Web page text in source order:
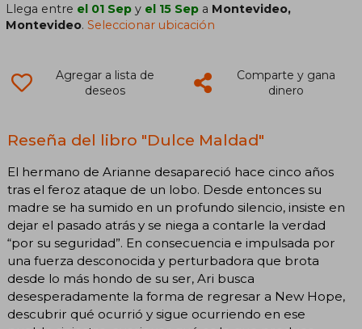
Llega entre el 01 Sep y el 15 Sep a Montevideo,
Montevideo.Seleccionar ubicación
Agregar a lista de
deseos
Comparte y gana
dinero
Reseña del libro "Dulce Maldad"
El hermano de Arianne desapareció hace cinco años
tras el feroz ataque de un lobo. Desde entonces su
madre se ha sumido en un profundo silencio, insiste en
dejar el pasado atrás y se niega a contarle la verdad
“por su seguridad”. En consecuencia e impulsada por
una fuerza desconocida y perturbadora que brota
desde lo más hondo de su ser, Ari busca
desesperadamente la forma de regresar a New Hope,
descubrir qué ocurrió y sigue ocurriendo en ese